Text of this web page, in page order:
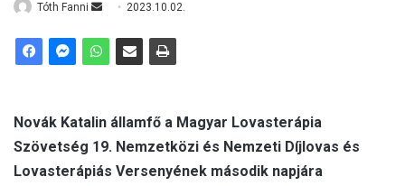
Tóth Fanni 2023.10.02.
Novák Katalin államfő a Magyar Lovasterápia
Szövetség 19. Nemzetközi és Nemzeti Díjlovas és
Lovasterápiás Versenyének második napjára